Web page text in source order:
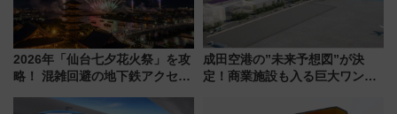
2026年「仙台七夕花火祭」を攻
略！ 混雑回避の地下鉄アクセス
火前に楽しむ仙台観光ルートま
成田空港の”未来予想図”が決
定！商業施設も入る巨大ワンタ
で新型特急が品川･羽田とを結